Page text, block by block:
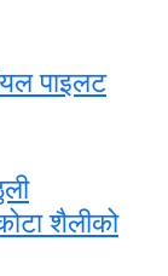
पाइलट
शैलीको